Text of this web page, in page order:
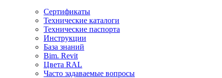
Сертификаты
Технические каталоги
Технические паспорта
Инструкции
База знаний
Bim. Revit
Цвета RAL
Часто задаваемые вопросы